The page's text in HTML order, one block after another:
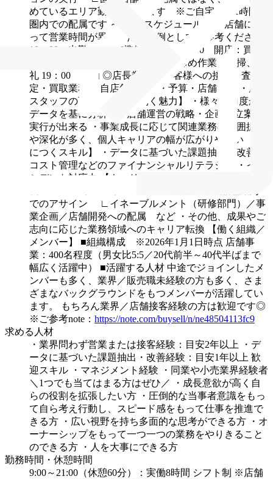
めているエリア勤務となります ※ご自宅から1時間半
圏内での配属です ～1日のスケジュール～
※店舗によ
って営業時間が異なるため一例としてご参考ください
10：00 出勤：OPEN準備、朝礼
10：30 開店：買
18：30 締め作業、清掃、夕
礼 19：00 退勤 ◎店長業務
・お客様への接客、査
定・買取業務
・自店舗の売上・予算・店舗管理
・店舗
スタッフの育成 など
【働く魅力】
・様々な角度から
データを基に分析し、店舗運営の戦略・企画の立案と
実行が出来る
・事業成長に応じて関連業務の範囲拡大
や深化が多く、個人キャリアの幅が広がりやすい
につくスキル】
・データに基づいた課題抽出・改善
コスト管理などのファイナンシャルリテラシー
・イン
シデント対応力
【キャリアパス】
でのアサイン
∟イネーブルメント（研修部門）／事
業企画／店舗開発への配属 など
・その他、成果やご
志向に応じた業務領域へのキャリア転換
【働く組織／
メンバー】
■組織構成 ※2026年1月1日時点 店舗事
業：400名程度（男女比5:5／20代前半～40代半ばまで
幅広く活躍中）
■活躍する人材 中途でジョインしたメ
ンバーも多く、業界／販売職未経験の方も多く、さま
ざまなバックグラウンドをもつメンバーが活躍してい
ます。
もちろん業界／店舗接客経験の方は歓迎です◎
※ご参考note： https://note.com/buysell/n/ne48504113fc9
求める人材
・業界問わず営業または接客経験：目安2年以上
・デ
ータに基づいた課題抽出・改善経験：目安1年以上 歓
迎スキル
・マネジメント経験
・同業や小売業界経験者
＼1つでも当てはまる方はぜひ／
・成長意欲が高く自
らの役割を拡張したい方
・圧倒的な当事者意識をもっ
て自ら考え行動し、スピード感をもって仕事を推進で
きる方
・広い視野を持ち多面的な思考ができる方
・オ
ーナーシップをもって一つ一つの業務をやりきること
のできる方
・人を大事にできる方
勤務時間・休憩時間
9:00～21:00（休憩60分）：実働8時間 シフト制 ※店舗